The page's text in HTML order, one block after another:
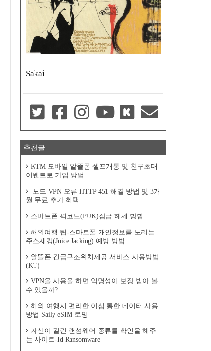
Sakai
추천글
KTM 모바일 알뜰폰 셀프개통 및 친구초대
이벤트로 가입 방법
노드 VPN 오류 HTTP 451 해결 방법 및 3개
월 무료 추가 혜택
스마트폰 퍽코드(PUK)잠금 해제 방법
해외여행 팁-스마트폰 개인정보를 노리는
주스재킹(Juice Jacking) 예방 방법
알뜰폰 긴급구조위치제공 서비스 사용방법
(KT)
VPN을 사용을 하면 익명성이 보장 받아 볼
수 있을까?
해외 여행시 편리한 이심 통한 데이터 사용
방법 Saily eSIM 로밍
자신이 걸린 랜섬웨어 종류를 확인을 해주
는 사이트-Id Ransomware